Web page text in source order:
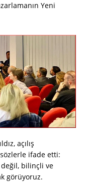
Yeni
açılış
ifade etti:
değil, bilinçli ve
görüyoruz.